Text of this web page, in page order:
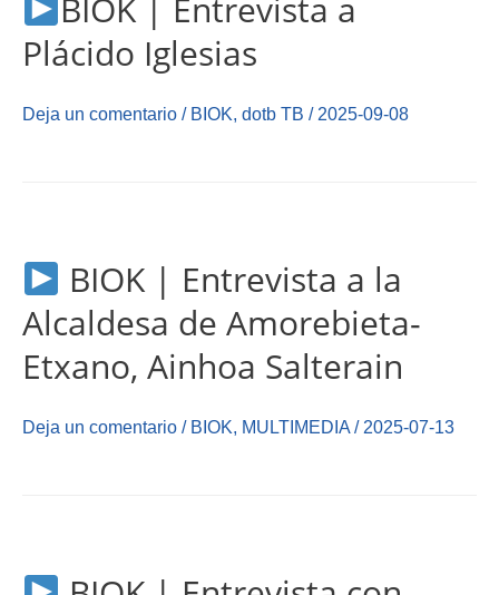
BIOK | Entrevista a
Plácido Iglesias
Deja un comentario / BIOK, dotb TB / 2025-09-08
BIOK | Entrevista a la
Alcaldesa de Amorebieta-
Etxano, Ainhoa Salterain
Deja un comentario / BIOK, MULTIMEDIA / 2025-07-13